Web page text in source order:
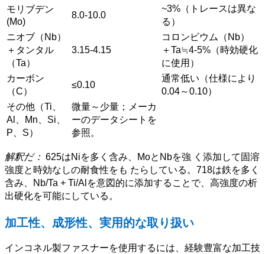
モリブデン
(Mo)
8.0-10.0
~3%（トレースは異な
る）
ニオブ（Nb）
＋タンタル
（Ta）
3.15-4.15
コロンビウム（Nb）
＋Ta≒4-5%（時効硬化
に使用）
カーボン
（C）
≤0.10
通常低い（仕様により
0.04～0.10）
その他（Ti、
Al、Mn、Si、
P、S）
微量～少量；メーカ
ーのデータシートを
参照。
解釈だ： 625はNiを多く含み、MoとNbを強 く添加して固溶
強度と時効なしの耐食性をも たらしている。718は鉄を多く
含み、Nb/Ta + Ti/Alを意図的に添加することで、高強度の析
出硬化を可能にしている。
加工性、成形性、実用的な取り扱い
インコネル製ファスナーを使用するには、経験豊富な加工技